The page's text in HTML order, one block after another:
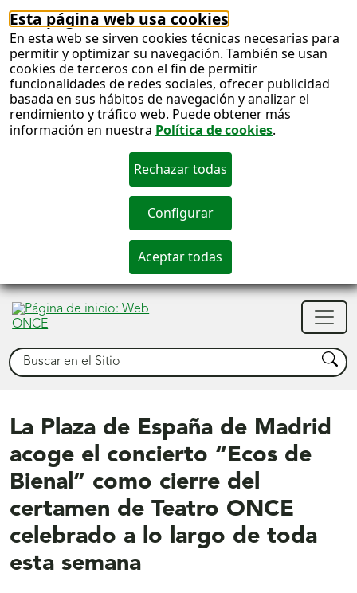
Esta página web usa cookies
En esta web se sirven cookies técnicas necesarias para
permitir y optimizar su navegación. También se usan
cookies de terceros con el fin de permitir
funcionalidades de redes sociales, ofrecer publicidad
basada en sus hábitos de navegación y analizar el
rendimiento y tráfico web. Puede obtener más
información en nuestra Política de cookies.
Buscar Buscar
La Plaza de España de Madrid
acoge el concierto “Ecos de
Bienal” como cierre del
certamen de Teatro ONCE
celebrado a lo largo de toda
esta semana